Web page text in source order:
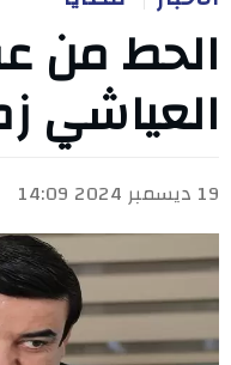
الحط من
العياشي
19 ديسمبر 2024 14:09